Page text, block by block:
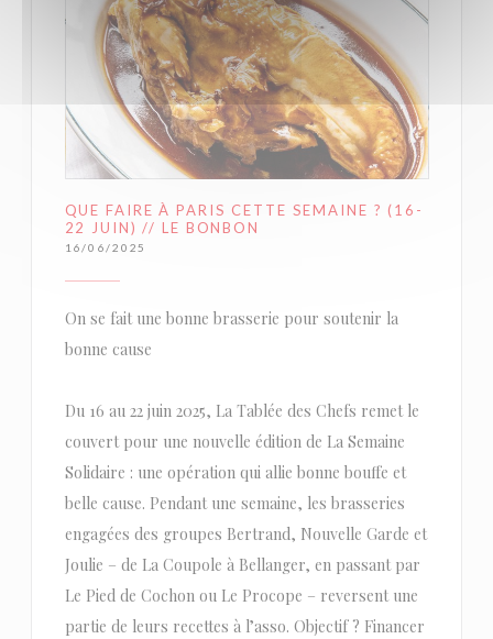
QUE FAIRE À PARIS CETTE SEMAINE ? (16-
22 JUIN) // LE BONBON
16/06/2025
On se fait une bonne brasserie pour soutenir la
bonne cause
Du 16 au 22 juin 2025, La Tablée des Chefs remet le
couvert pour une nouvelle édition de La Semaine
Solidaire : une opération qui allie bonne bouffe et
belle cause. Pendant une semaine, les brasseries
engagées des groupes Bertrand, Nouvelle Garde et
Joulie – de La Coupole à Bellanger, en passant par
Le Pied de Cochon ou Le Procope – reversent une
partie de leurs recettes à l’asso. Objectif ? Financer